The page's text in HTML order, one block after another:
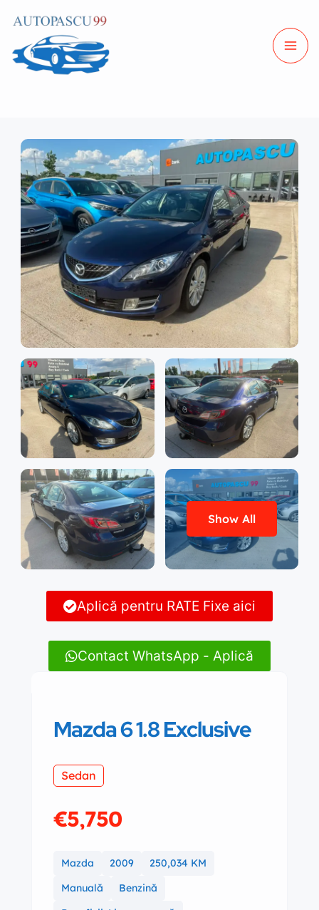
Show All
Aplică pentru RATE Fixe aici
Contact WhatsApp - Aplică
Mazda 6 1.8 Exclusive
Sedan
€5,750
Mazda 2009
250,034 KM
Manuală
Benzină